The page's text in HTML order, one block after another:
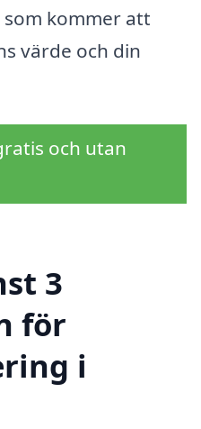
kommer att
värde och din
och utan
3
för
i